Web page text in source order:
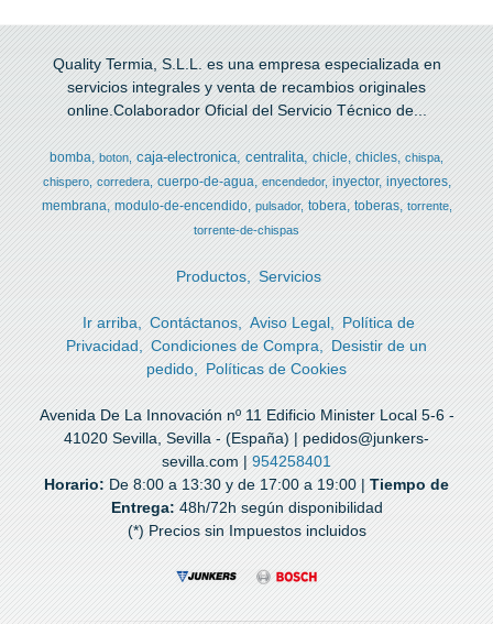
Quality Termia, S.L.L. es una empresa especializada en
servicios integrales y venta de recambios originales
online.Colaborador Oficial del Servicio Técnico de...
bomba boton caja-electronica centralita chicle chicles chispa
chispero
corredera cuerpo-de-agua encendedor inyector inyectores
membrana modulo-de-encendido pulsador tobera toberas
torrente
torrente-de-chispas
Productos Servicios
Ir arriba Contáctanos Aviso Legal
Política de
Privacidad
Condiciones de Compra
Desistir de un
pedido
Políticas de Cookies
Avenida De La Innovación nº 11 Edificio Minister Local 5-6 -
41020 Sevilla, Sevilla - (España) | pedidos@junkers-
sevilla.com | 954258401
Horario: De 8:00 a 13:30 y de 17:00 a 19:00 | Tiempo de
Entrega: 48h/72h según disponibilidad
(*) Precios sin Impuestos incluidos